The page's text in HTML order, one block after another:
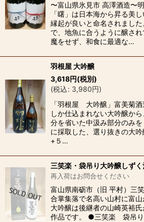
〜富山県氷見市 高澤酒造〜
「曙」は日本海から昇る美
縁起が良いと命名されまし
で、地魚に合うように醸さ
魔をせず、和食に最適な…
羽根屋 大吟醸
3,618円(税別)
(税込: 3,980円)
「羽根屋 大吟醸」富美菊
しか仕込まれない大吟醸か
分を省いた中汲み部分のみ
に採取した、選り抜きの大
+５…
三笑楽・袋吊り大吟醸しず
再入荷はお問合せください
富山県南砺市（旧 平村）三
合掌集落で名高い山村に富
大吟醸は後継者の山崎英裕
作品です。 ●三笑楽 袋吊